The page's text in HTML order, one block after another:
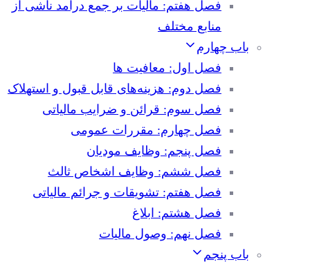
فصل هفتم: مالیات بر جمع درآمد ناشی از
منابع مختلف
باب چهارم
فصل اول: معافیت ها
فصل دوم: هزینه‌های قابل قبول و استهلاک
فصل سوم: قرائن و ضرایب مالیاتی
فصل چهارم: مقررات عمومی
فصل پنجم: وظایف مودیان
فصل ششم: وظایف اشخاص ثالث
فصل هفتم: تشویقات و جرائم مالیاتی
فصل هشتم: ابلاغ
فصل نهم: وصول مالیات
باب پنجم